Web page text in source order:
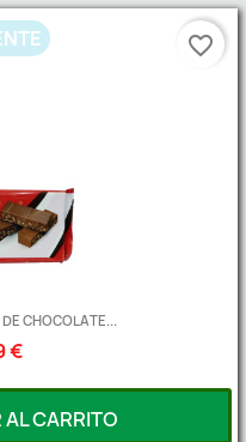
CHOCOLATE...
€
CARRITO
favorite_border